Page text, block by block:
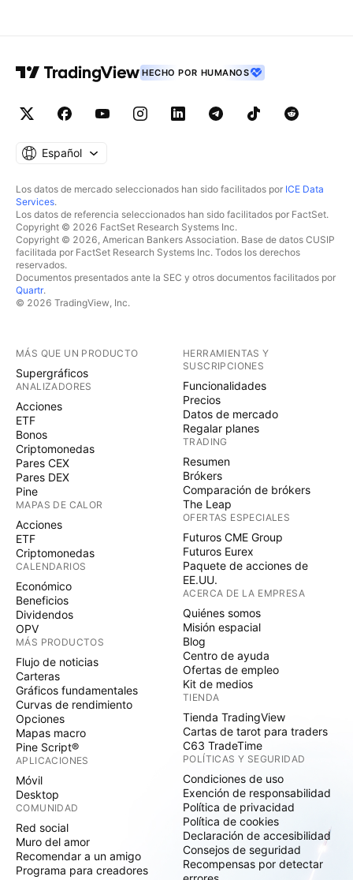
HECHO POR HUMANOS
Español
Los datos de mercado seleccionados han sido facilitados por ICE Data
Services.
Los datos de referencia seleccionados han sido facilitados por FactSet.
Copyright © 2026 FactSet Research Systems Inc.
Copyright © 2026, American Bankers Association. Base de datos CUSIP
facilitada por FactSet Research Systems Inc. Todos los derechos
reservados.
Documentos presentados ante la SEC y otros documentos facilitados por
Quartr.
© 2026 TradingView, Inc.
MÁS QUE UN PRODUCTO
Supergráficos
ANALIZADORES
Acciones
ETF
Bonos
Criptomonedas
Pares CEX
Pares DEX
Pine
MAPAS DE CALOR
Acciones
ETF
Criptomonedas
CALENDARIOS
Económico
Beneficios
Dividendos
OPV
MÁS PRODUCTOS
Flujo de noticias
Carteras
Gráficos fundamentales
Curvas de rendimiento
Opciones
Mapas macro
Pine Script®
APLICACIONES
Móvil
Desktop
COMUNIDAD
Red social
Muro del amor
Recomendar a un amigo
Programa para creadores
HERRAMIENTAS Y
SUSCRIPCIONES
Funcionalidades
Precios
Datos de mercado
Regalar planes
TRADING
Resumen
Brókers
Comparación de brókers
The Leap
OFERTAS ESPECIALES
Futuros CME Group
Futuros Eurex
Paquete de acciones de
EE.UU.
ACERCA DE LA EMPRESA
Quiénes somos
Misión espacial
Blog
Centro de ayuda
Ofertas de empleo
Kit de medios
TIENDA
Tienda TradingView
Cartas de tarot para traders
C63 TradeTime
POLÍTICAS Y SEGURIDAD
Condiciones de uso
Exención de responsabilidad
Política de privacidad
Política de cookies
Declaración de accesibilidad
Consejos de seguridad
Recompensas por detectar